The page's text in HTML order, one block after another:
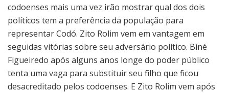
codoenses mais uma vez irão mostrar qual dos dois
políticos tem a preferência da população para
representar Codó. Zito Rolim vem em vantagem em
seguidas vitórias sobre seu adversário político. Biné
Figueiredo após alguns anos longe do poder público
tenta uma vaga para substituir seu filho que ficou
desacreditado pelos codoenses. E Zito Rolim vem após